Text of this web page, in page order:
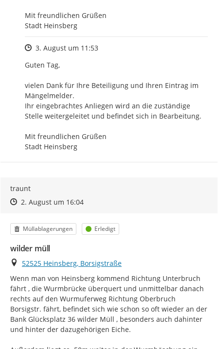
Mit freundlichen Grüßen
Stadt Heinsberg
Zeitpunkt des Erstellens
3. August um 11:53
Guten Tag,
vielen Dank für Ihre Beteiligung und Ihren Eintrag im
Mängelmelder.
Ihr eingebrachtes Anliegen wird an die zuständige
Stelle weitergeleitet und befindet sich in Bearbeitung.
Mit freundlichen Grüßen
Stadt Heinsberg
traunt
Zeitpunkt des Erstellens
Zeitpunkt des Erstellens
2. August um 16:04Zur Äußerung
Kategorie
Müllablagerungen Status
Erledigt
wilder müll
Ort
52525 Heinsberg, Borsigstraße
Wenn man von Heinsberg kommend Richtung Unterbruch
fährt , die Wurmbrücke überquert und unmittelbar danach
rechts auf den Wurmuferweg Richtung Oberbruch
Borsigstr. fährt, befindet sich wie schon so oft wieder an der
Bank Glücksplatz 36 wilder Müll , besonders auch dahinter
und hinter der dazugehörigen Eiche.